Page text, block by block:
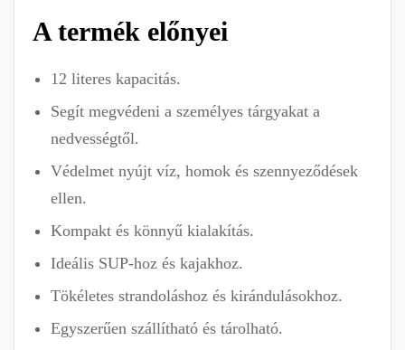
A termék előnyei
12 literes kapacitás.
Segít megvédeni a személyes tárgyakat a
nedvességtől.
Védelmet nyújt víz, homok és szennyeződések
ellen.
Kompakt és könnyű kialakítás.
Ideális SUP-hoz és kajakhoz.
Tökéletes strandoláshoz és kirándulásokhoz.
Egyszerűen szállítható és tárolható.